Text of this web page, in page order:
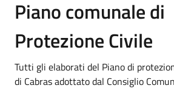
Piano comunale di
Protezione Civile
Tutti gli elaborati del Piano di
di Cabras adottato dal Consiglio